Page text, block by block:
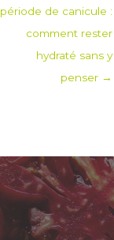
période de canicule :
comment rester
hydraté sans y
penser →